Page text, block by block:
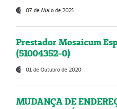
07 de Maio de 2021
Prestador Mosaicum
(51004352-0)
01 de Outubro de 2020
MUDANÇA DE